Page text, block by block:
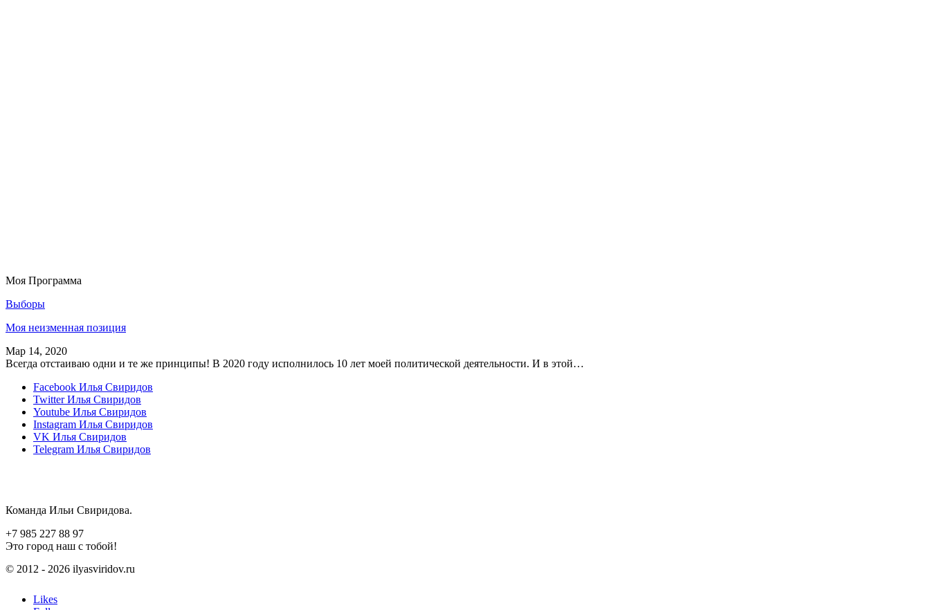
Моя Программа
Выборы
Моя неизменная позиция
Мар 14, 2020
Всегда отстаиваю одни и те же принципы! В 2020 году исполнилось 10 лет моей политической деятельности. И в этой…
Facebook Илья Свиридов
Twitter Илья Свиридов
Youtube Илья Свиридов
Instagram Илья Свиридов
VK Илья Свиридов
Telegram Илья Свиридов
Команда Ильи Свиридова.
+7 985 227 88 97
Это город наш с тобой!
© 2012 - 2026 ilyasviridov.ru
Likes